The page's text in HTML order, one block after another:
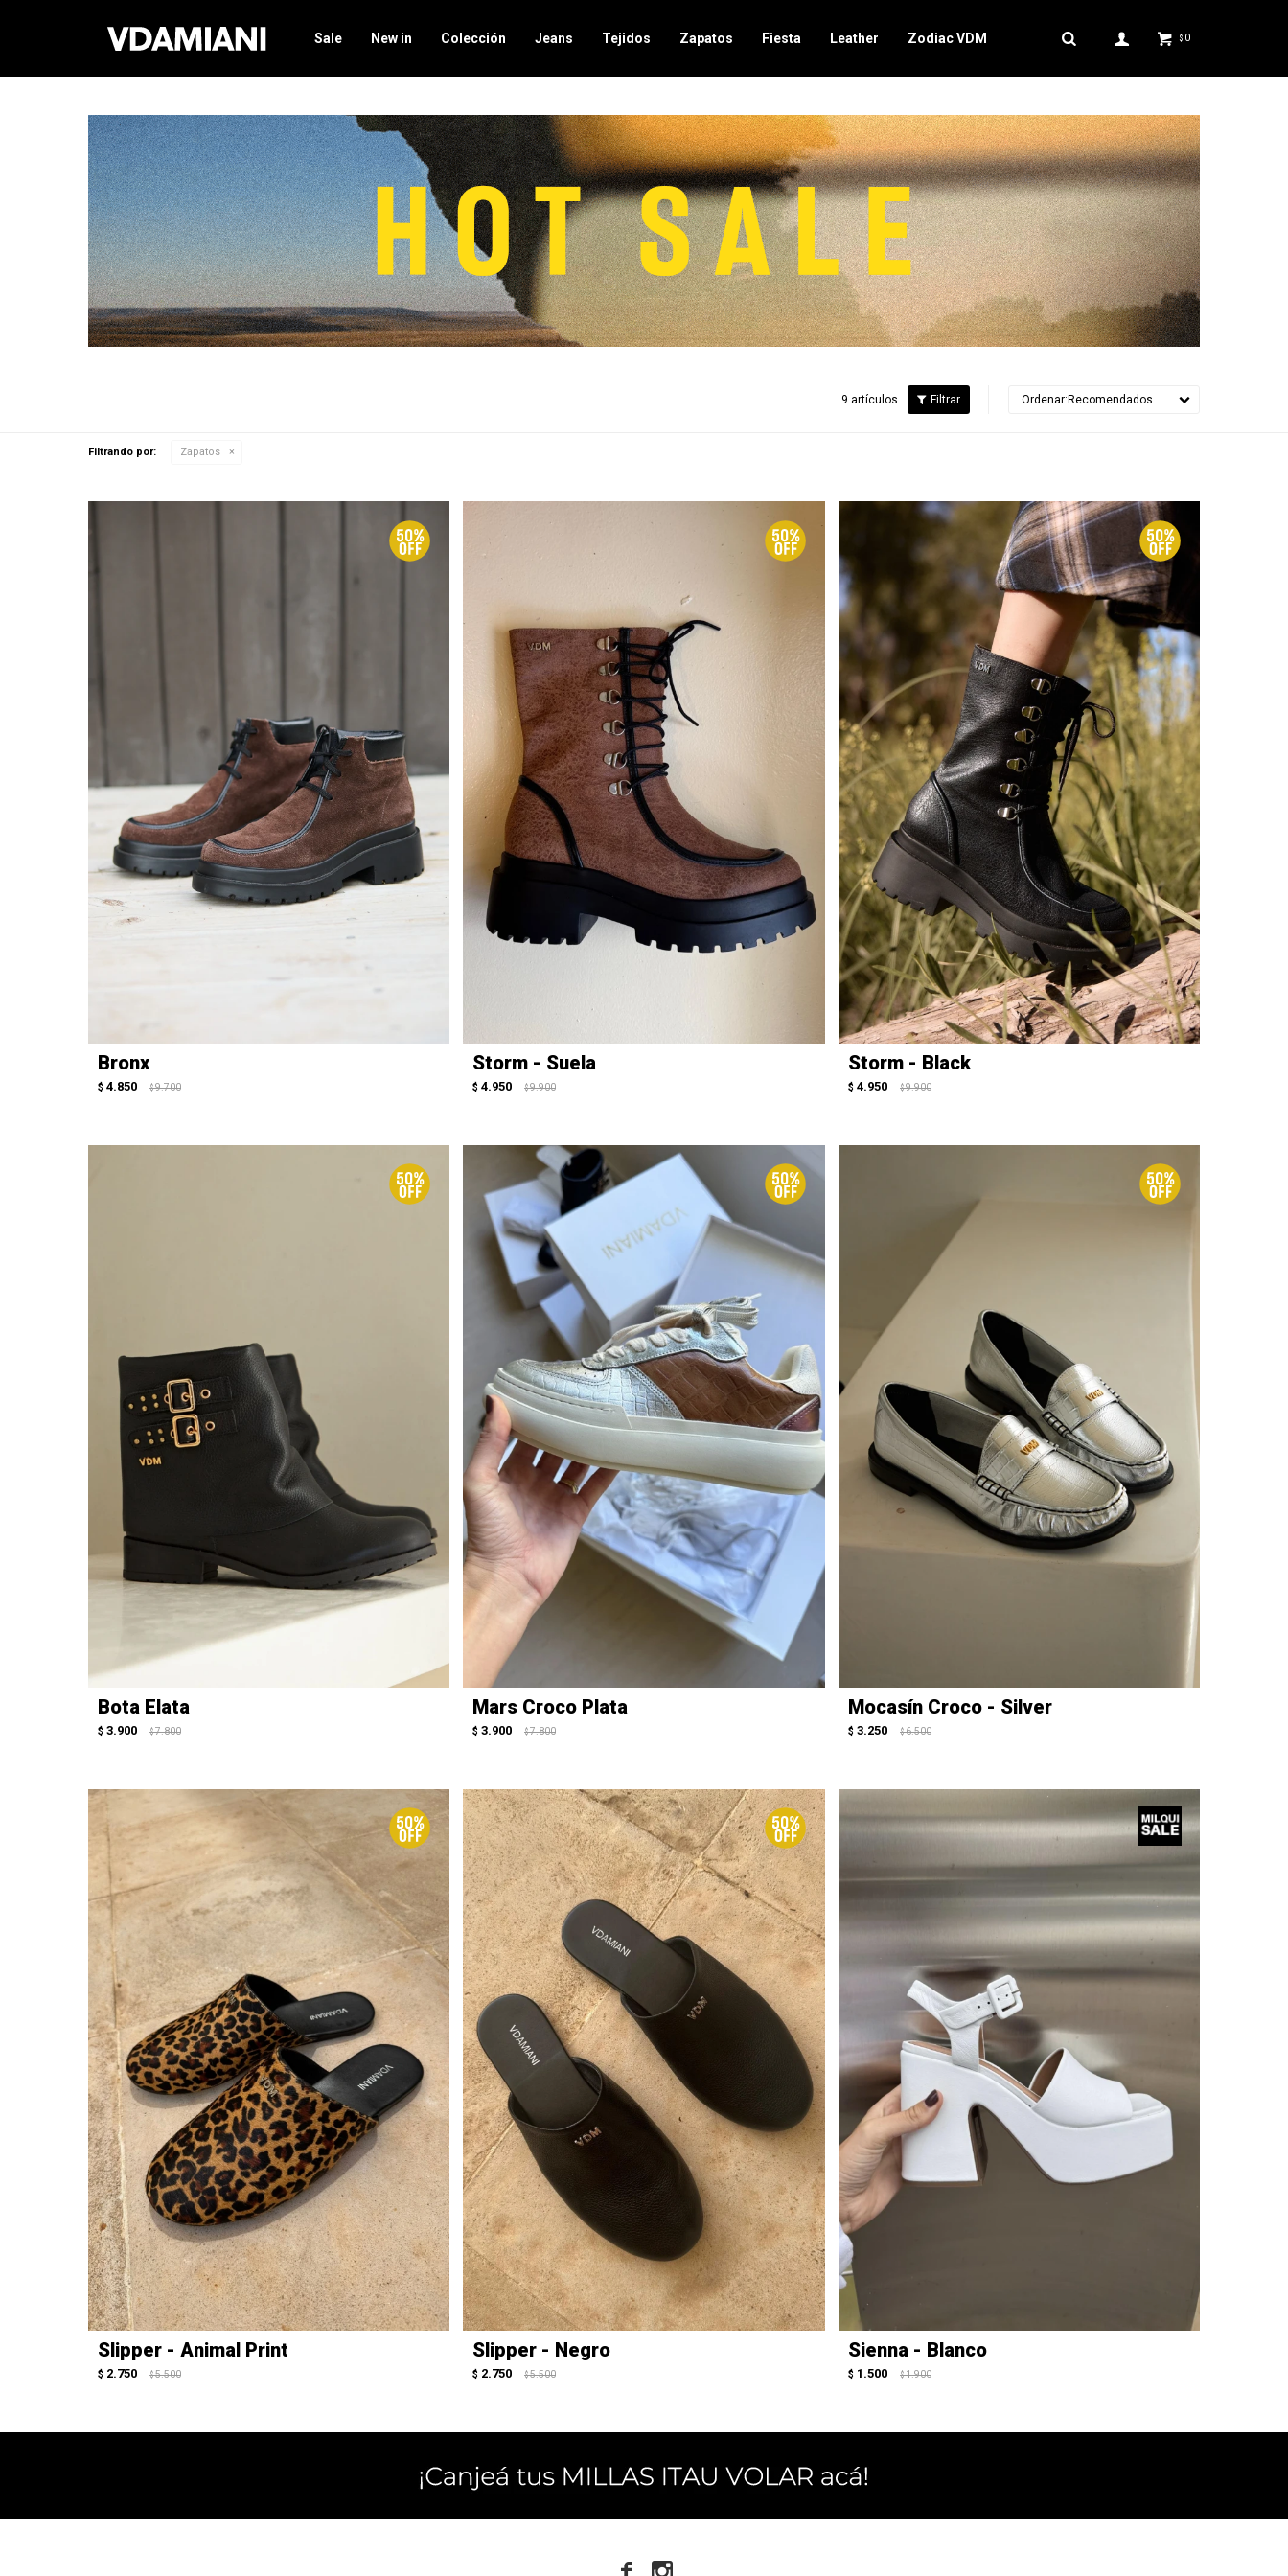
Sale New in Colección Jeans Tejidos Zapatos Fiesta Leather Zodiac VDM $ 0
9 artículos Recomendados
Filtrando por: Zapatos
Bronx
$ 4.850 $ 9.700
Storm - Suela
$ 4.950 $ 9.900
Storm - Black
$ 4.950 $ 9.900
Bota Elata
$ 3.900 $ 7.800
Mars Croco Plata
$ 3.900 $ 7.800
Mocasín Croco - Silver
$ 3.250 $ 6.500
Slipper - Animal Print
$ 2.750 $ 5.500
Slipper - Negro
$ 2.750 $ 5.500
Sienna - Blanco
$ 1.500 $ 1.900
 